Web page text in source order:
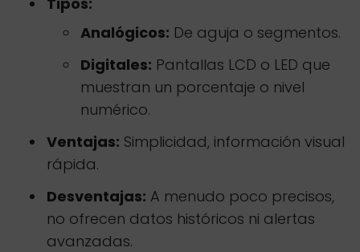
Analógicos: De aguja o segmentos.
Digitales: Pantallas LCD o LED que
muestran un porcentaje o nivel
numérico.
Ventajas: Simplicidad, información visual
rápida.
Desventajas: A menudo poco precisos,
no ofrecen datos históricos ni alertas
avanzadas.